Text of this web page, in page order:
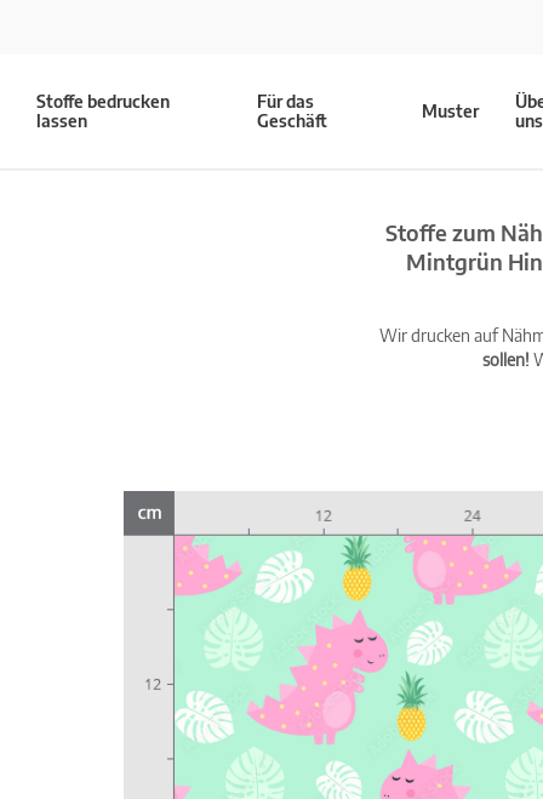
Stoffe bedrucken
lassen
Für das
Geschäft
Muster
uns
Stoffe zum
Mintgrün
Wir drucken auf
sollen!